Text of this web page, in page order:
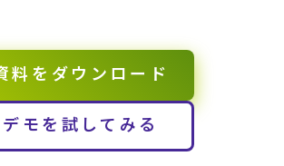
料をダウンロード
デモを試してみる